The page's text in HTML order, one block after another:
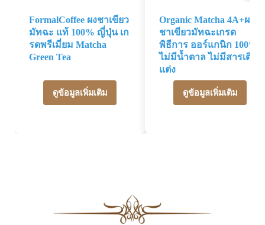
FormalCoffee ผงชาเขียว
มัทฉะ แท้ 100% ญี่ปุ่น เก
รดพรีเมี่ยม Matcha
Green Tea
ดูข้อมูลเพิ่มเติม
Organic Matcha 4A+ผง
ชาเขียวมัทฉะเกรด
พิธีการ ออร์แกนิก 100%
ไม่มีน้ำตาล ไม่มีสารเติม
แต่ง
ดูข้อมูลเพิ่มเติม